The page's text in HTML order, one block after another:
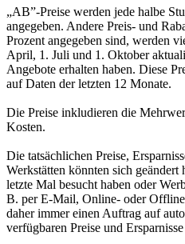
„AB”-Preise werden jede halbe
angegeben. Andere Preis- und
Prozent angegeben sind, werden
April, 1. Juli und 1. Oktober
Angebote erhalten haben. Diese
auf Daten der letzten 12 Monate.
Die Preise inkludieren die
Kosten.
Die tatsächlichen Preise,
Werkstätten könnten sich geändert
letzte Mal besucht haben oder
B. per E-Mail, Online- oder
daher immer einen Auftrag auf
verfügbaren Preise und